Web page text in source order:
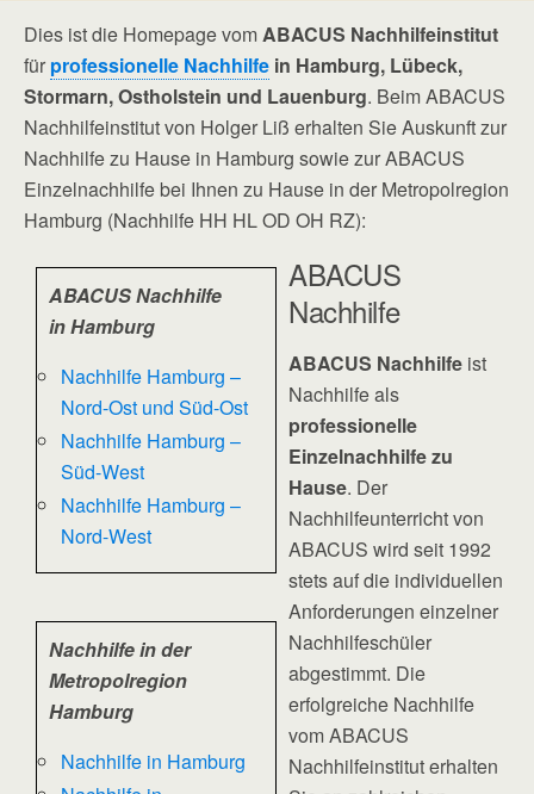
Dies ist die Homepage vomABACUS Nachhilfeinstitut
für professionelle Nachhilfe in Hamburg, Lübeck,
Stormarn, Ostholstein und Lauenburg. Beim ABACUS
Nachhilfeinstitut von Holger Liß erhalten Sie Auskunft zur
Nachhilfe zu Hause in Hamburg sowie zur ABACUS
Einzelnachhilfe bei Ihnen zu Hause in der Metropolregion
Hamburg (Nachhilfe HH HL OD OH RZ):
ABACUS Nachhilfe
in Hamburg
Nachhilfe Hamburg –
Nord-Ost und Süd-Ost
Nachhilfe Hamburg –
Süd-West
Nachhilfe Hamburg –
Nord-West
Nachhilfe in der
Metropolregion
Hamburg
Nachhilfe in Hamburg
ABACUS
Nachhilfe
ABACUS Nachhilfe ist
Nachhilfe als
professionelle
Einzelnachhilfe zu
Hause. Der
Nachhilfeunterricht von
ABACUS wird seit 1992
stets auf die individuellen
Anforderungen einzelner
Nachhilfeschüler
abgestimmt. Die
erfolgreiche Nachhilfe
vom ABACUS
Nachhilfeinstitut erhalten